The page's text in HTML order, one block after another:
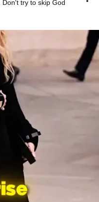
try to skip God